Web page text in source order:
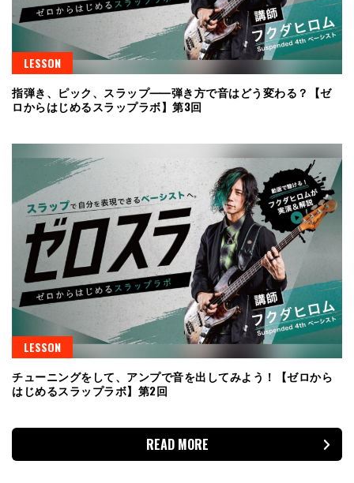
LESSON
指弾き、ピック、スラップ⸺弾き方で音はどう変わる？【ゼ
ロからはじめるスラップラボ】第3回
LESSON
チューニングをして、アンプで音を出してみよう！【ゼロから
はじめるスラップラボ】第2回
READ MORE